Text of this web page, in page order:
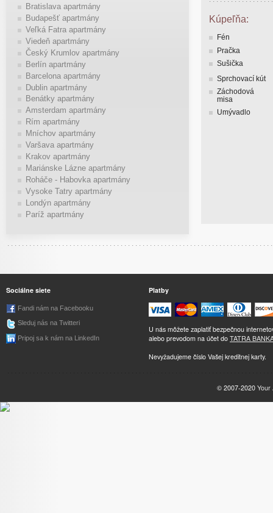
Kúpeľňa:
Fén
Pračka
Sušička
Sprchovací kút
Záchodová
misa
Umývadlo
Bratislava apartmány
Budapešť apartmány
Veľká Fatra apartmány
Viedeň apartmány
Český Krumlov apartmány
Berlín apartmány
Barcelona apartmány
Dublin apartmány
Benátky apartmány
Amsterdam apartmány
Rím apartmány
Mníchov apartmány
Varšava apartmány
Krakov apartmány
Mariánske Lázne apartmány
Roháče - Habovka apartmány
Vysoke Tatry apartmány
Londýn apartmány
Paríž apartmány
Sociálne siete
Fandi nám na Facebooku
Sleduj nás na Twitteri
Pripoj sa k nám na LinkedIn
Platby
U nás môžete zaplatiť bezpečnou
alebo prevodom na účet do TATRA
Nevyžadujeme číslo Vašej kreditnej karty.
© 2007-2020 Your